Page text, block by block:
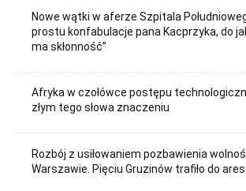
Nowe wątki w aferze Szpitala
prostu konfabulacje pana Kacprzyka, do
ma skłonność”
Afryka w czołówce postępu
złym tego słowa znaczeniu
Rozbój z usiłowaniem pozbawienia
Warszawie. Pięciu Gruzinów trafiło do